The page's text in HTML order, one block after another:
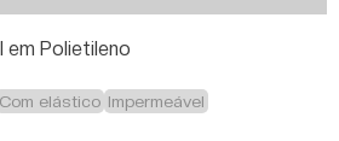
em Polietileno
Com elástico Impermeável